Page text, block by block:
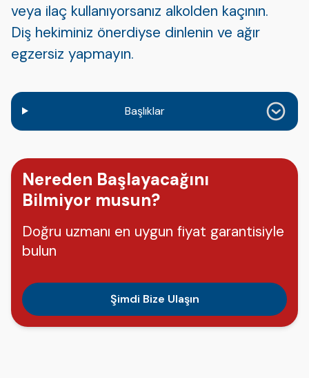
veya ilaç kullanıyorsanız alkolden kaçının.
Diş hekiminiz önerdiyse dinlenin ve ağır
egzersiz yapmayın.
Başlıklar
Nereden Başlayacağını
Bilmiyor musun?
Doğru uzmanı en uygun fiyat garantisiyle
bulun
Şimdi Bize Ulaşın